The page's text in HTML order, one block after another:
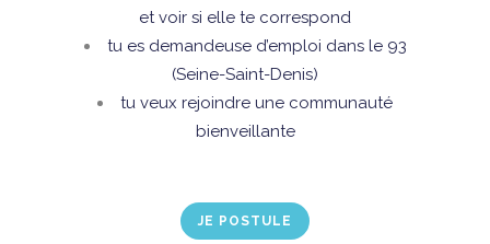
et voir si elle te correspond
tu es demandeuse d’emploi dans le 93
(Seine-Saint-Denis)
tu veux rejoindre une communauté
bienveillante
JE POSTULE